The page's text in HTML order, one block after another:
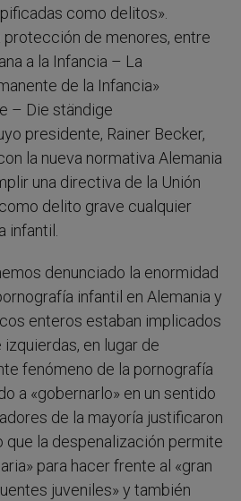
como delitos».
protección de menores, entre
a la Infancia – La
de la Infancia»
– Die ständige
presidente, Rainer Becker,
la nueva normativa Alemania
una directiva de la Unión
delito grave cualquier
denunciado la enormidad
infantil en Alemania y
enteros estaban implicados
en lugar de
fenómeno de la pornografía
a «gobernarlo» en un sentido
de la mayoría justificaron
que la despenalización permite
para hacer frente al «gran
juveniles» y también